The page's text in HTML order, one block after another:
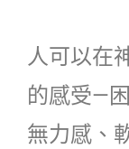
人可以在
的感受—
無力感、